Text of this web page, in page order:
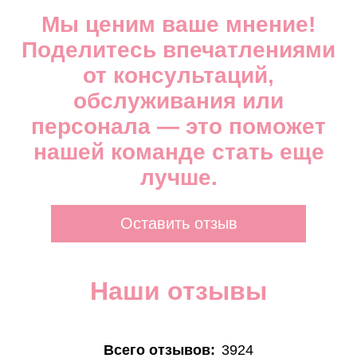
Мы ценим ваше мнение!
Поделитесь впечатлениями
от консультаций,
обслуживания или
персонала — это поможет
нашей команде стать еще
лучше.
Оставить отзыв
Наши отзывы
Всего отзывов: 3924